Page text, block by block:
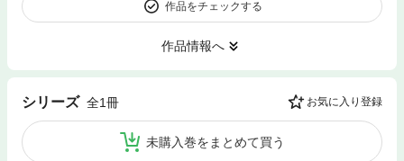
作品をチェックする
作品情報へ
シリーズ 全1冊 お気に入り登録
未購入巻をまとめて買う